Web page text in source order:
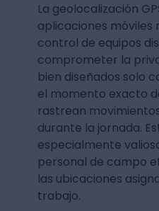
La geolocalización
aplicaciones móviles
control de equipos
comprometer la
bien diseñados solo
el momento exacto
rastrean
durante la jornada.
especialmente
personal de campo
las ubicaciones
trabajo.